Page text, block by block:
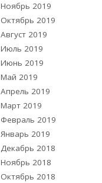
Ноябрь 2019
Октябрь 2019
Август 2019
Июль 2019
Июнь 2019
Май 2019
Апрель 2019
Март 2019
Февраль 2019
Январь 2019
Декабрь 2018
Ноябрь 2018
Октябрь 2018